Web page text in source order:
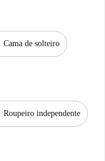
Cama de solteiro
Roupeiro independente